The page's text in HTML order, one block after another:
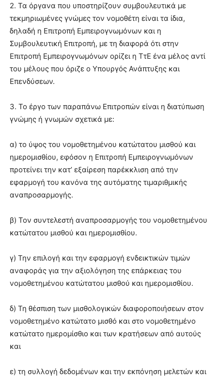
2. Τα όργανα που υποστηρίζουν συμβουλευτικά με
τεκμηριωμένες γνώμες τον νομοθέτη είναι τα ίδια,
δηλαδή η Επιτροπή Εμπειρογνωμόνων και η
Συμβουλευτική Επιτροπή, με τη διαφορά ότι στην
Επιτροπή Εμπειρογνωμόνων ορίζει η ΤτΕ ένα μέλος αντί
του μέλους που όριζε ο Υπουργός Ανάπτυξης και
Επενδύσεων.
3. Το έργο των παραπάνω Επιτροπών είναι η διατύπωση
γνώμης ή γνωμών σχετικά με:
α) το ύψος του νομοθετημένου κατώτατου μισθού και
ημερομισθίου, εφόσον η Επιτροπή Εμπειρογνωμόνων
προτείνει την κατ’ εξαίρεση παρέκκλιση από την
εφαρμογή του κανόνα της αυτόματης τιμαριθμικής
αναπροσαρμογής.
β) Τον συντελεστή αναπροσαρμογής του νομοθετημένου
κατώτατου μισθού και ημερομισθίου.
γ) Την επιλογή και την εφαρμογή ενδεικτικών τιμών
αναφοράς για την αξιολόγηση της επάρκειας του
νομοθετημένου κατώτατου μισθού και ημερομισθίου.
δ) Τη θέσπιση των μισθολογικών διαφοροποιήσεων στον
νομοθετημένο κατώτατο μισθό και στο νομοθετημένο
κατώτατο ημερομίσθιο και των κρατήσεων από αυτούς
και
ε) τη συλλογή δεδομένων και την εκπόνηση μελετών και